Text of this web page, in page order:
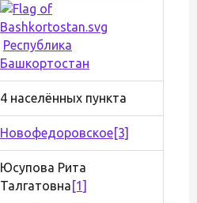
Республика
Башкортостан
4 населённых пункта
Новофедоровское[3]
Юсупова Рита
Талгатовна [1]